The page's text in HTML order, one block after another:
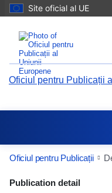
Site oficial al UE
Oficiul pentru Publicații
Oficiul pentru Publicații
Publication
Publication detail